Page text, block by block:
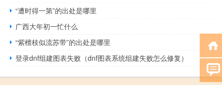
“遭时得一第”的出处是哪里
广西大年初一忙什么
“紫檀枝似流苏带”的出处是哪里
登录dnf组建图表失败（dnf图表系统组建失败怎么修复）